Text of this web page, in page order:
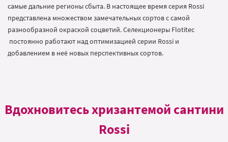
самые дальние регионы сбыта. В настоящее время серия Rossi
представлена множеством замечательных сортов с самой
разнообразной окраской соцветий. Селекционеры Flotitec
постоянно работают над оптимизацией серии Rossi и
добавлением в неё новых перспективных сортов.
Вдохновитесь хризантемой сантини
Rossi